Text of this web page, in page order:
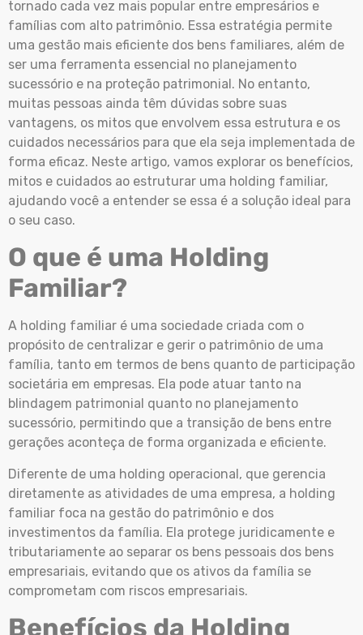
tornado cada vez mais popular entre empresários e
famílias com alto patrimônio. Essa estratégia permite
uma gestão mais eficiente dos bens familiares, além de
ser uma ferramenta essencial no planejamento
sucessório e na proteção patrimonial. No entanto,
muitas pessoas ainda têm dúvidas sobre suas
vantagens, os mitos que envolvem essa estrutura e os
cuidados necessários para que ela seja implementada de
forma eficaz. Neste artigo, vamos explorar os benefícios,
mitos e cuidados ao estruturar uma holding familiar,
ajudando você a entender se essa é a solução ideal para
o seu caso.
O que é uma Holding
Familiar?
A holding familiar é uma sociedade criada com o
propósito de centralizar e gerir o patrimônio de uma
família, tanto em termos de bens quanto de participação
societária em empresas. Ela pode atuar tanto na
blindagem patrimonial quanto no planejamento
sucessório, permitindo que a transição de bens entre
gerações aconteça de forma organizada e eficiente.
Diferente de uma holding operacional, que gerencia
diretamente as atividades de uma empresa, a holding
familiar foca na gestão do patrimônio e dos
investimentos da família. Ela protege juridicamente e
tributariamente ao separar os bens pessoais dos bens
empresariais, evitando que os ativos da família se
comprometam com riscos empresariais.
Benefícios da Holding